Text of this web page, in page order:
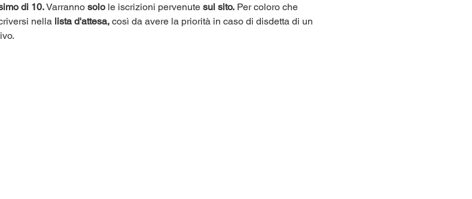
di 10. Varranno solo le iscrizioni pervenute sul sito. Per coloro che
nella lista d'attesa, così da avere la priorità in caso di disdetta di un